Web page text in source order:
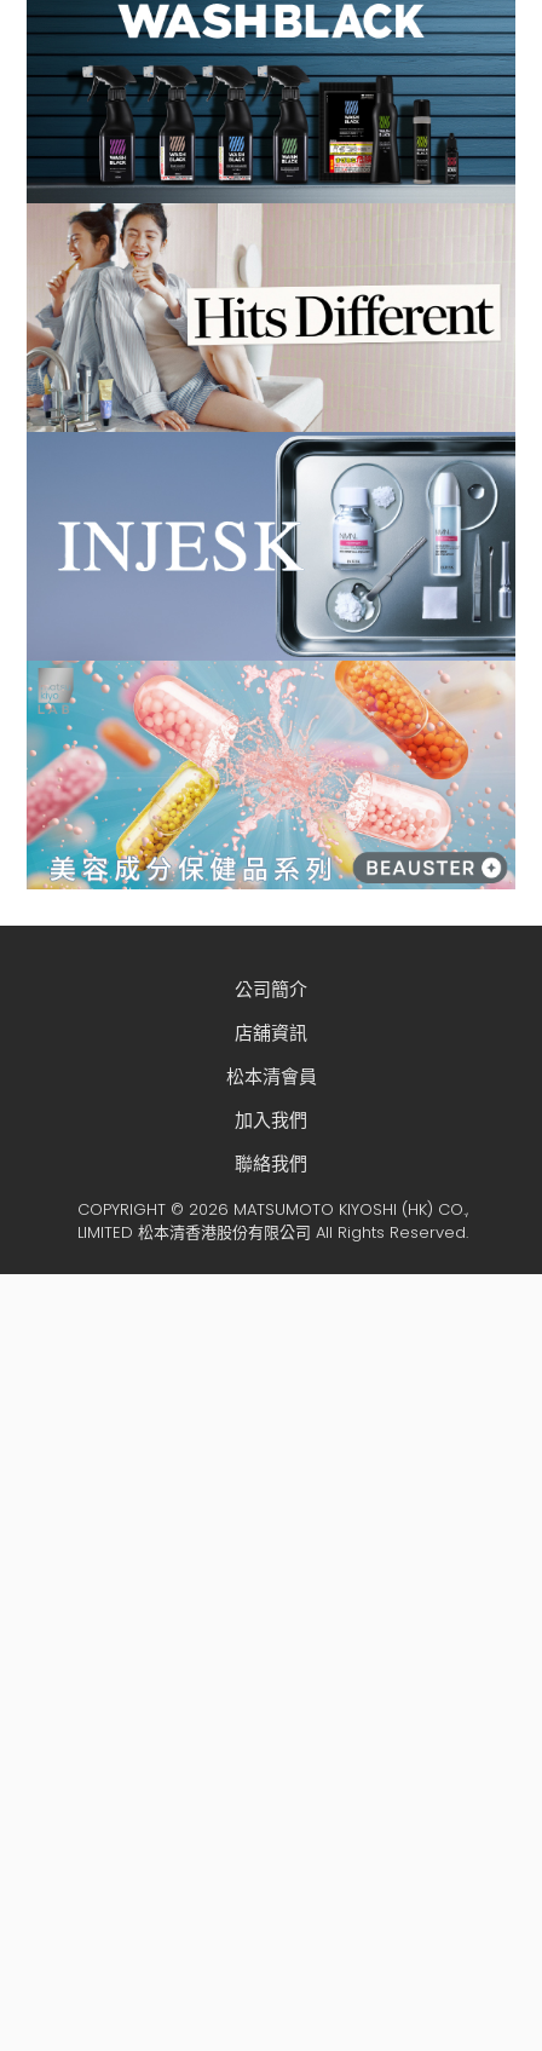
公司簡介
店舖資訊
松本清會員
加入我們
聯絡我們
COPYRIGHT © 2026 MATSUMOTO KIYOSHI (HK) CO.,
LIMITED 松本清香港股份有限公司 All Rights Reserved.